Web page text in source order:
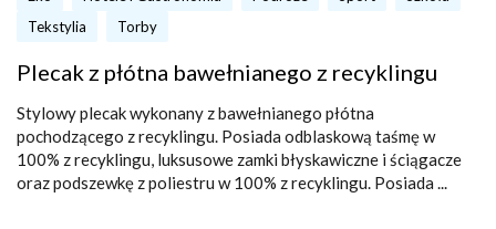
Tekstylia
Torby
Plecak z płótna bawełnianego z recyklingu
Stylowy plecak wykonany z bawełnianego płótna
pochodzącego z recyklingu. Posiada odblaskową taśmę w
100% z recyklingu, luksusowe zamki błyskawiczne i ściągacze
oraz podszewkę z poliestru w 100% z recyklingu. Posiada ...